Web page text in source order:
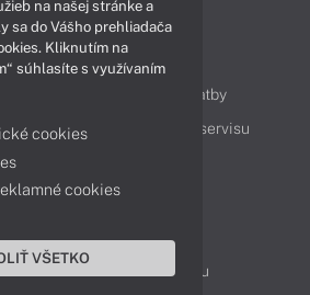
Obsah
Možnosti doručenia a platby
Servisné služby Cenník servisu
Kontakty
771
Obchodné oddelenie
Reklamácia tovaru
na našej stránke a
sa do Vášho prehliadača
Kliknutím na
súhlasíte s využívaním
cookies
cookies
VŠETKO